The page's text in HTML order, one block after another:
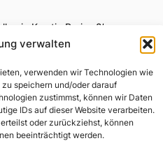
verwalten
verwenden wir Technologien wie
speichern und/oder darauf
zustimmst, können wir Daten
IDs auf dieser Website verarbeiten.
oder zurückziehst, können
beeinträchtigt werden.
in Kerstin Preiwuß’